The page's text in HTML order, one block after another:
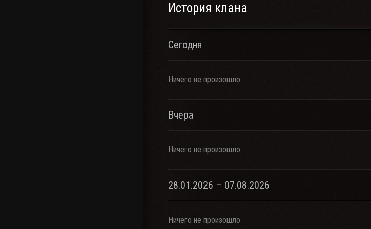
История клана
Сегодня
Ничего не произошло
Вчера
Ничего не произошло
28.01.2026 – 07.08.2026
Ничего не произошло